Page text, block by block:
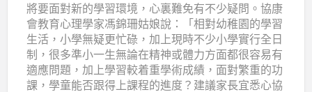
將要面對新的學習環境，心裏難免有不少疑問。協康
會教育心理學家馮錦珊姑娘說：「相對幼稚園的學習
生活，小學無疑更忙碌，加上現時不少小學實行全日
制，很多準小一生無論在精神或體力方面都很容易有
適應問題，加上學習較着重學術成績，面對繁重的功
課，學童能否跟得上課程的進度？建議家長宜悉心協